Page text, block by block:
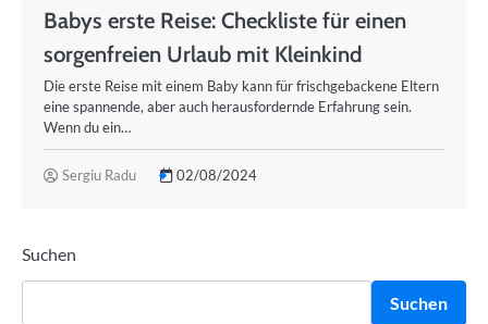
Babys erste Reise: Checkliste für einen
sorgenfreien Urlaub mit Kleinkind
Die erste Reise mit einem Baby kann für frischgebackene Eltern
eine spannende, aber auch herausfordernde Erfahrung sein.
Wenn du ein…
Sergiu Radu 02/08/2024
Suchen
Suchen